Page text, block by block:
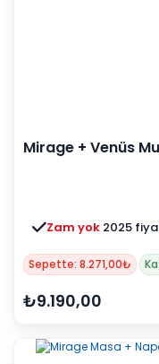
Mirage + Venüs
Zam yok 2025
Sepette: 8.271,00₺
₺9.190,00